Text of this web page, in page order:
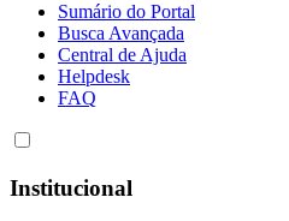
Sumário do Portal
Busca Avançada
Central de Ajuda
Helpdesk
FAQ
Institucional